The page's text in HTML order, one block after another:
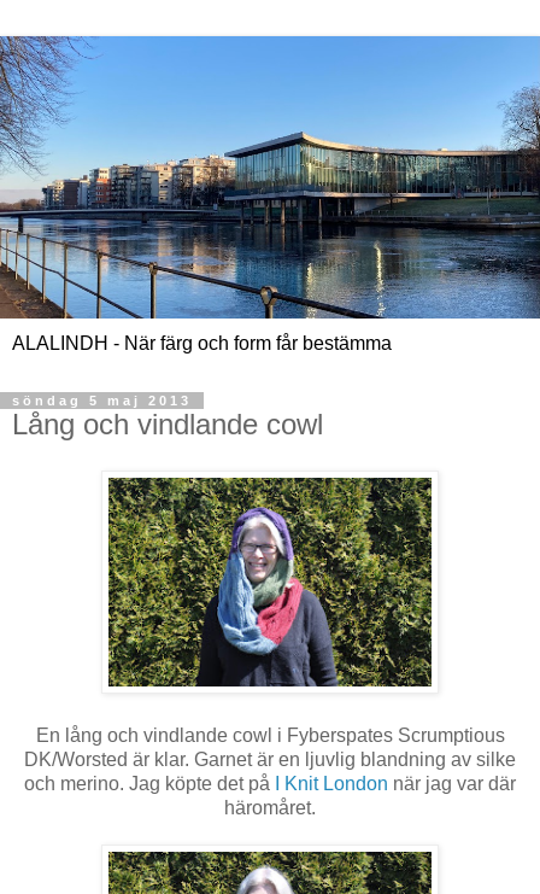
ALALINDH - När färg och form får bestämma
söndag 5 maj 2013
Lång och vindlande cowl
En lång och vindlande cowl i Fyberspates Scrumptious
DK/Worsted är klar. Garnet är en ljuvlig blandning av silke
och merino. Jag köpte det på
I Knit London när jag var där
häromåret.